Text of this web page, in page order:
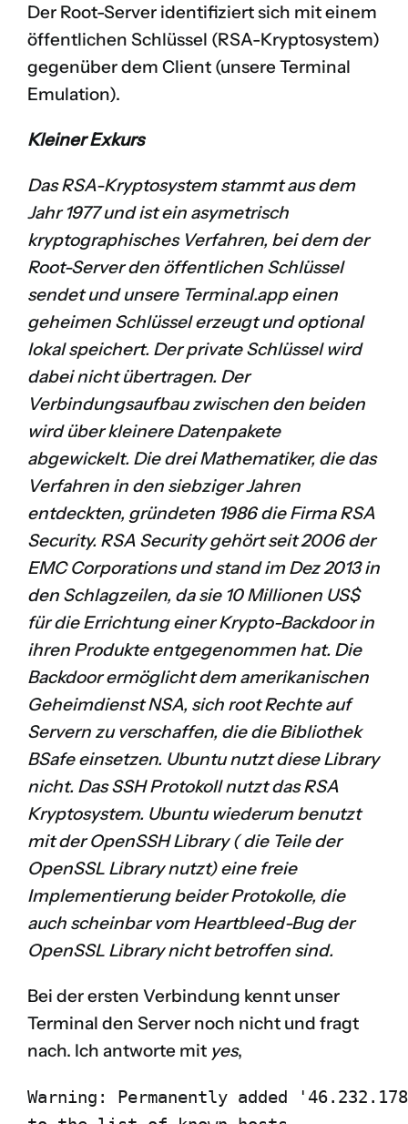
Der Root-Server identifiziert sich mit einem
öffentlichen Schlüssel (RSA-Kryptosystem)
gegenüber dem Client (unsere Terminal
Emulation).
Kleiner Exkurs
Das RSA-Kryptosystem stammt aus dem
Jahr 1977 und ist ein asymetrisch
kryptographisches Verfahren, bei dem der
Root-Server den öffentlichen Schlüssel
sendet und unsere Terminal.app einen
geheimen Schlüssel erzeugt und optional
lokal speichert. Der private Schlüssel wird
dabei nicht übertragen. Der
Verbindungsaufbau zwischen den beiden
wird über kleinere Datenpakete
abgewickelt. Die drei Mathematiker, die das
Verfahren in den siebziger Jahren
entdeckten, gründeten 1986 die FirmaRSA
Security. RSA Security gehört seit 2006 der
EMC Corporationsund stand im Dez 2013 in
den Schlagzeilen, da sie 10 Millionen US$
für die Errichtung einer Krypto-Backdoorin
ihren Produkte entgegenommen hat. Die
Backdoorermöglicht dem amerikanischen
Geheimdienst NSA, sich root Rechte auf
Servern zu verschaffen, die die Bibliothek
BSafe einsetzen. Ubuntu nutzt diese Library
nicht. Das SSH Protokoll nutzt das RSA
Kryptosystem. Ubuntu wiederum benutzt
mit der OpenSSH Library (die Teile der
OpenSSL Library nutzt) eine freie
Implementierung beider Protokolle, die
auch scheinbar vomHeartbleed-Bugder
OpenSSL Library nicht betroffen sind.
Bei der ersten Verbindung kennt unser
Terminal den Server noch nicht und fragt
nach. Ich antworte mit yes,
Warning: Permanently added